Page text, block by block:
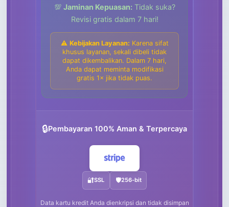
💯 Jaminan Kepuasan:Tidak suka?
Revisi gratis dalam 7 hari!
⚠️ Kebijakan Layanan: Karena sifat
khusus layanan, sekali dibeli tidak
dapat dikembalikan. Dalam 7 hari,
Anda dapat meminta modifikasi
gratis 1× jika tidak puas.
🔒Pembayaran 100% Aman & Terpercaya
🔐SSL 🛡️256-bit
Data kartu kredit Anda dienkripsi dan tidak disimpan